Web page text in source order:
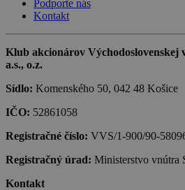
Podporte nás
Kontakt
Klub akcionárov Východoslovenskej
a.s., o.z.
Sídlo: Komenského 50, 042 48 Košice
IČO: 52861058
Registračné číslo: VVS/1-900/90-
Registračný úrad: Ministerstvo vnútra
Kontakt